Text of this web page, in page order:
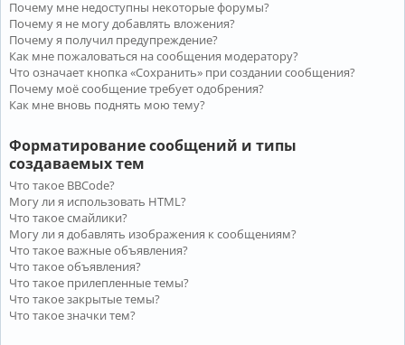
Почему мне недоступны некоторые форумы?
Почему я не могу добавлять вложения?
Почему я получил предупреждение?
Как мне пожаловаться на сообщения модератору?
Что означает кнопка «Сохранить» при создании сообщения?
Почему моё сообщение требует одобрения?
Как мне вновь поднять мою тему?
Форматирование сообщений и типы
создаваемых тем
Что такое BBCode?
Могу ли я использовать HTML?
Что такое смайлики?
Могу ли я добавлять изображения к сообщениям?
Что такое важные объявления?
Что такое объявления?
Что такое прилепленные темы?
Что такое закрытые темы?
Что такое значки тем?